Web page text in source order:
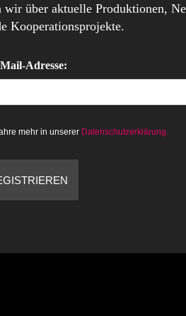
über aktuelle Produktionen,
Kooperationsprojekte.
Adresse:
mehr in unserer Datenschutzerklärung.